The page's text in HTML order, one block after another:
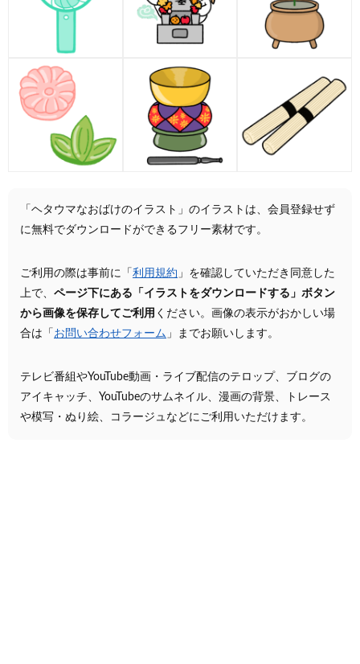
「ヘタウマなおばけのイラスト」のイラストは、会員登録せず
に無料でダウンロードができるフリー素材です。
ご利用の際は事前に「 利用規約 」を確認していただき同意した
上で、 ページ下にある「イラストをダウンロードする」ボタン
から画像を保存してご利用 ください。画像の表示がおかしい場
合は「 お問い合わせフォーム 」までお願いします。
テレビ番組やYouTube動画・ライブ配信のテロップ、ブログの
アイキャッチ、YouTubeのサムネイル、漫画の背景、トレース
や模写・ぬり絵、コラージュなどにご利用いただけます。